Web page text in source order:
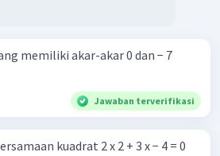
memiliki akar-akar 0 dan − 7
Jawaban terverifikasi
kuadrat 2 x 2 + 3 x − 4 = 0